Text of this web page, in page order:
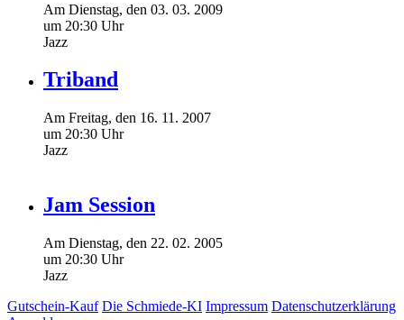
Am Dienstag, den 03. 03. 2009
um 20:30 Uhr
Jazz
Triband
Am Freitag, den 16. 11. 2007
um 20:30 Uhr
Jazz
Jam Session
Am Dienstag, den 22. 02. 2005
um 20:30 Uhr
Jazz
Gutschein-Kauf Die Schmiede-KI Impressum Datenschutzerklärung